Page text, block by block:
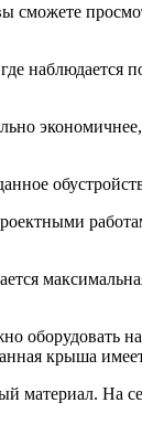
сможете
наблюдается
оборудовать
крыша имеет
На